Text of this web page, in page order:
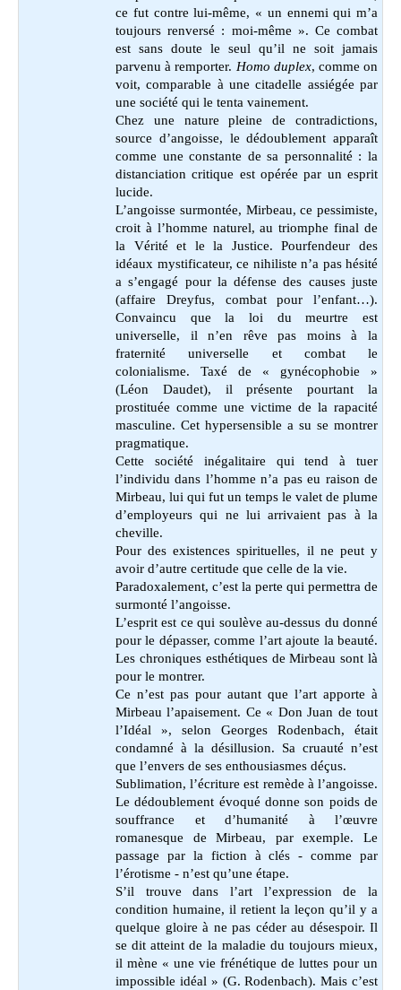
ce fut contre lui-même, « un ennemi qui m’a
toujours renversé : moi-même ». Ce combat
est sans doute le seul qu’il ne soit jamais
parvenu à remporter. Homo duplex, comme on
voit, comparable à une citadelle assiégée par
une société qui le tenta vainement.
Chez une nature pleine de contradictions,
source d’angoisse, le dédoublement apparaît
comme une constante de sa personnalité : la
distanciation critique est opérée par un esprit
lucide.
L’angoisse surmontée, Mirbeau, ce pessimiste,
croit à l’homme naturel, au triomphe final de
la Vérité et le la Justice. Pourfendeur des
idéaux mystificateur, ce nihiliste n’a pas hésité
a s’engagé pour la défense des causes juste
(affaire Dreyfus, combat pour l’enfant…).
Convaincu que la loi du meurtre est
universelle, il n’en rêve pas moins à la
fraternité universelle et combat le
colonialisme. Taxé de « gynécophobie »
(Léon Daudet), il présente pourtant la
prostituée comme une victime de la rapacité
masculine. Cet hypersensible a su se montrer
pragmatique.
Cette société inégalitaire qui tend à tuer
l’individu dans l’homme n’a pas eu raison de
Mirbeau, lui qui fut un temps le valet de plume
d’employeurs qui ne lui arrivaient pas à la
cheville.
Pour des existences spirituelles, il ne peut y
avoir d’autre certitude que celle de la vie.
Paradoxalement, c’est la perte qui permettra de
surmonté l’angoisse.
L’esprit est ce qui soulève au-dessus du donné
pour le dépasser, comme l’art ajoute la beauté.
Les chroniques esthétiques de Mirbeau sont là
pour le montrer.
Ce n’est pas pour autant que l’art apporte à
Mirbeau l’apaisement. Ce « Don Juan de tout
l’Idéal », selon Georges Rodenbach, était
condamné à la désillusion. Sa cruauté n’est
que l’envers de ses enthousiasmes déçus.
Sublimation, l’écriture est remède à l’angoisse.
Le dédoublement évoqué donne son poids de
souffrance et d’humanité à l’œuvre
romanesque de Mirbeau, par exemple. Le
passage par la fiction à clés - comme par
l’érotisme - n’est qu’une étape.
S’il trouve dans l’art l’expression de la
condition humaine, il retient la leçon qu’il y a
quelque gloire à ne pas céder au désespoir. Il
se dit atteint de la maladie du toujours mieux,
il mène « une vie frénétique de luttes pour un
impossible idéal » (G. Rodenbach). Mais c’est